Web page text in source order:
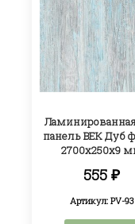
панель ВЕК Дуб
2700х250х9
555₽
Артикул: PV-93